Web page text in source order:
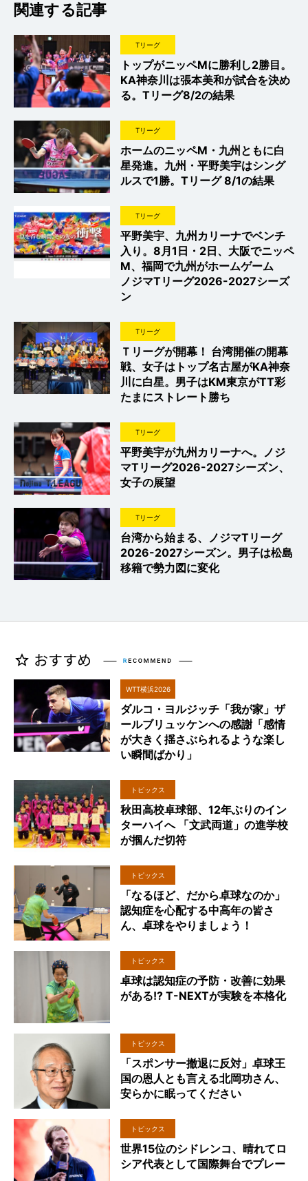
関連する記事
Tリーグ
トップがニッペMに勝利し2勝目。
KA神奈川は張本美和が試合を決め
る。Tリーグ8/2の結果
Tリーグ
ホームのニッペM・九州ともに白
星発進。九州・平野美宇はシング
ルスで1勝。Tリーグ 8/1の結果
Tリーグ
平野美宇、九州カリーナでベンチ
入り。8月1日・2日、大阪でニッペ
M、福岡で九州がホームゲーム
ノジマTリーグ2026-2027シーズ
ン
Tリーグ
Ｔリーグが開幕！ 台湾開催の開幕
戦、女子はトップ名古屋がKA神奈
川に白星。男子はKM東京がTT彩
たまにストレート勝ち
Tリーグ
平野美宇が九州カリーナへ。ノジ
マTリーグ2026-2027シーズン、
女子の展望
Tリーグ
台湾から始まる、ノジマTリーグ
2026-2027シーズン。男子は松島
移籍で勢力図に変化
WTT横浜2026
ダルコ・ヨルジッチ「我が家」ザ
ールブリュッケンへの感謝「感情
が大きく揺さぶられるような楽し
い瞬間ばかり」
トピックス
秋田高校卓球部、12年ぶりのイン
ターハイへ 「文武両道」の進学校
が掴んだ切符
トピックス
「なるほど、だから卓球なのか」
認知症を心配する中高年の皆さ
ん、卓球をやりましょう！
トピックス
卓球は認知症の予防・改善に効果
がある!? T-NEXTが実験を本格化
トピックス
「スポンサー撤退に反対」卓球王
国の恩人とも言える北岡功さん、
安らかに眠ってください
トピックス
世界15位のシドレンコ、晴れてロ
シア代表として国際舞台でプレー